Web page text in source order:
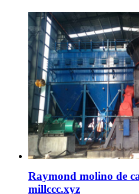
Raymond molino de
millccc.xyz